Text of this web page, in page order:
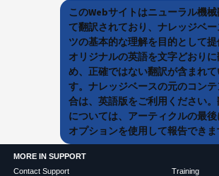
このWebサイトはニューラル機
て翻訳されており、ナレッジベ
ツの基本的な理解を目的として提
オリジナルの英語を文字どおり
め、正確ではない翻訳が含まれ
す。ナレッジベースの元のコン
合は、英語版をご利用ください
については、アーティクルの最
オプションを使用して報告できま
MORE IN SUPPORT
Contact Support
Training